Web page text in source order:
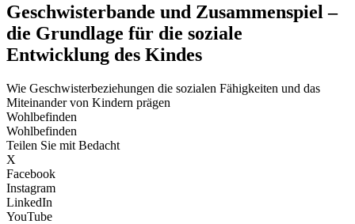
Geschwisterbande und Zusammenspiel –
die Grundlage für die soziale
Entwicklung des Kindes
Wie Geschwisterbeziehungen die sozialen Fähigkeiten und das
Miteinander von Kindern prägen
Wohlbefinden
Wohlbefinden
Teilen Sie mit Bedacht
X
Facebook
Instagram
LinkedIn
YouTube